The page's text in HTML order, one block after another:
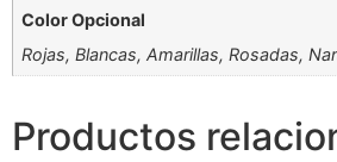
Color Opcional
Rojas, Blancas, Amarillas, Rosadas,
Productos